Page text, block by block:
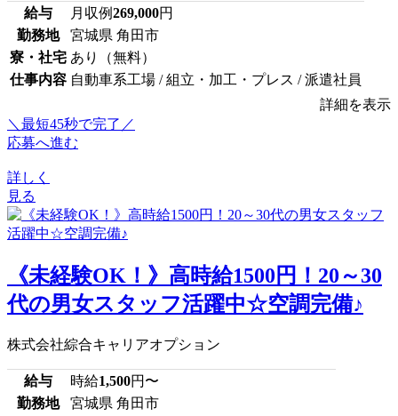
給与 月収例269,000円
勤務地
宮城県 角田市
寮・社宅 あり（無料）
仕事内容 自動車系工場 / 組立・加工・プレス / 派遣社員
詳細を表示
＼最短45秒で完了／
応募へ進む
詳しく
見る
《未経験OK！》高時給1500円！20～30
代の男女スタッフ活躍中☆空調完備♪
株式会社綜合キャリアオプション
給与 時給1,500円〜
勤務地
宮城県 角田市